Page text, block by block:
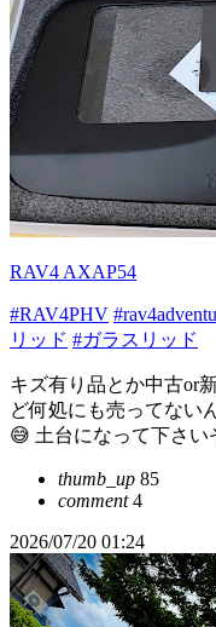
RAV4 AXAP54
#RAV4PHV
リッド #ガラスリッド
キズ有り品とか中古or
ど何処にも売ってない
😅 土台になって下さい
thumb_up 85
comment4
2026/07/20 01:24